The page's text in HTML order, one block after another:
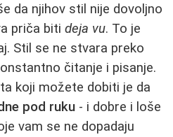
da njihov stil nije dovoljno
priča biti deja vu. To je
Stil se ne stvara preko
čitanje i pisanje.
koji možete dobiti je da
pod ruku - i dobre i loše
vam se ne dopadaju